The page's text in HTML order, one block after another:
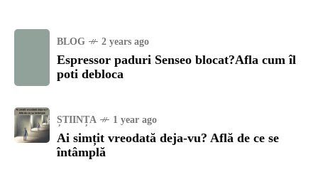
BLOG 2 years ago
Espressor paduri Senseo blocat?Afla cum îl
poti debloca
ȘTIINȚA 1 year ago
Ai simțit vreodată deja-vu? Află de ce se
întâmplă